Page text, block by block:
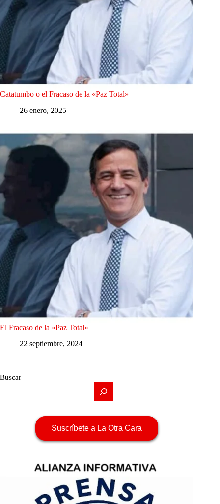
Catatumbo o el Fracaso de la «Paz Total»
26 enero, 2025
El Fracaso de la «Paz Total»
22 septiembre, 2024
Buscar
Suscríbete a La Otra Cara